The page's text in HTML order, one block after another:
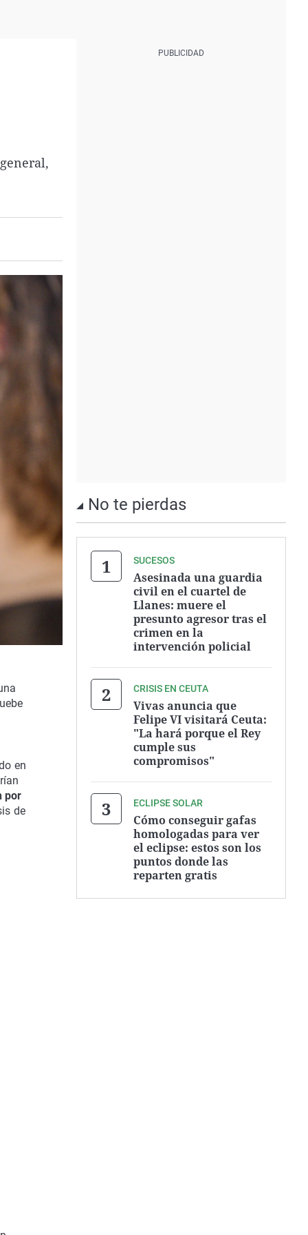
en
por
de
No te pierdas
SUCESOS
Asesinada una guardia
civil en el cuartel de
Llanes: muere el
presunto agresor tras el
crimen en la
intervención policial
CRISIS EN CEUTA
Vivas anuncia que
Felipe VI visitará Ceuta:
"La hará porque el Rey
cumple sus
compromisos"
ECLIPSE SOLAR
Cómo conseguir gafas
homologadas para ver
el eclipse: estos son los
puntos donde las
reparten gratis